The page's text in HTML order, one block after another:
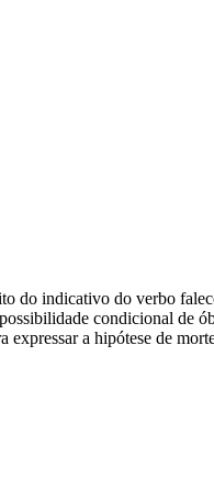
do indicativo do verbo
condicional de
a hipótese de